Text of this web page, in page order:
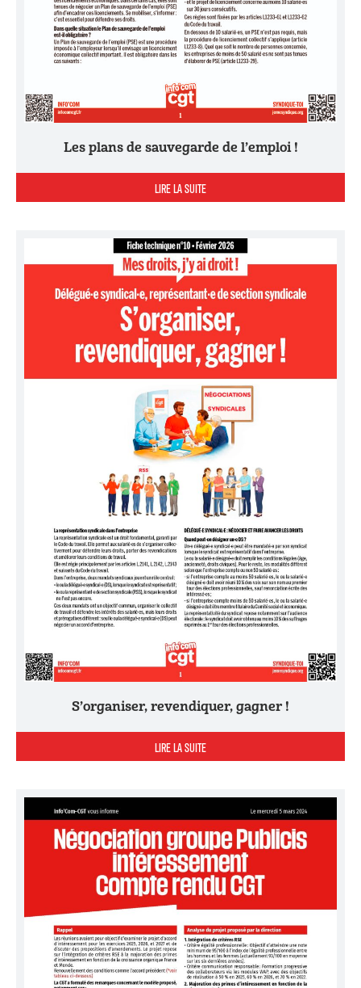
Les plans de sauvegarde de l’emploi !
LIRE LA SUITE
S’organiser, revendiquer, gagner !
LIRE LA SUITE